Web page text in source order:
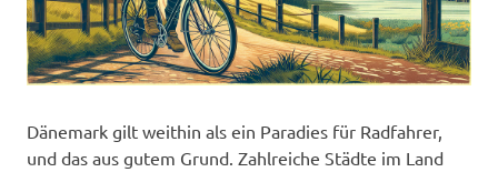
Dänemark gilt weithin als ein Paradies für Radfahrer,
und das aus gutem Grund. Zahlreiche Städte im Land